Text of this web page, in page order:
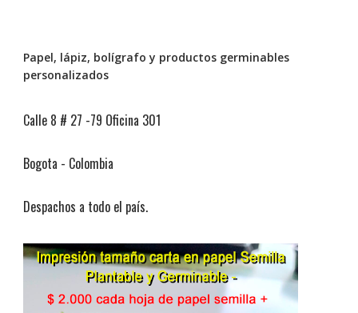
Papel, lápiz, bolígrafo y productos germinables
personalizados
Calle 8 # 27 -79 Oficina 301
Bogota - Colombia
Despachos a todo el país.